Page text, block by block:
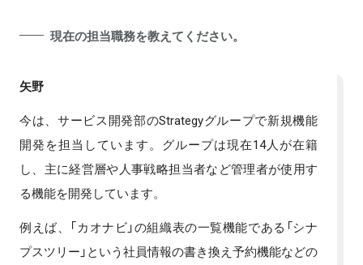
現在の担当職務を教えてください。
矢野
今は、サービス開発部のStrategyグループで新規機能
開発を担当しています。グループは現在14人が在籍
し、主に経営層や人事戦略担当者など管理者が使用す
る機能を開発しています。
例えば、「カオナビ」の組織表の一覧機能である「シナ
プスツリー」という社員情報の書き換え予約機能などの